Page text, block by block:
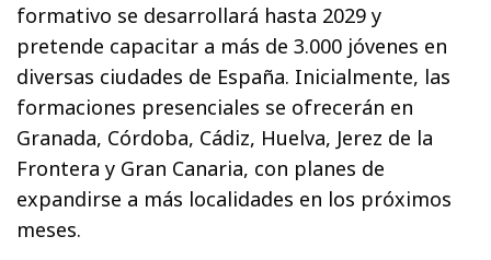
formativo se desarrollará hasta 2029 y
pretende capacitar a más de 3.000 jóvenes en
diversas ciudades de España. Inicialmente, las
formaciones presenciales se ofrecerán en
Granada, Córdoba, Cádiz, Huelva, Jerez de la
Frontera y Gran Canaria, con planes de
expandirse a más localidades en los próximos
meses.